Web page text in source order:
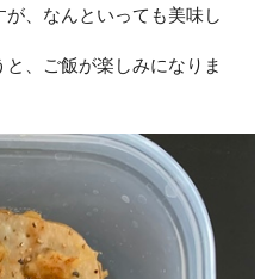
、なんといっても美味し
、ご飯が楽しみになりま